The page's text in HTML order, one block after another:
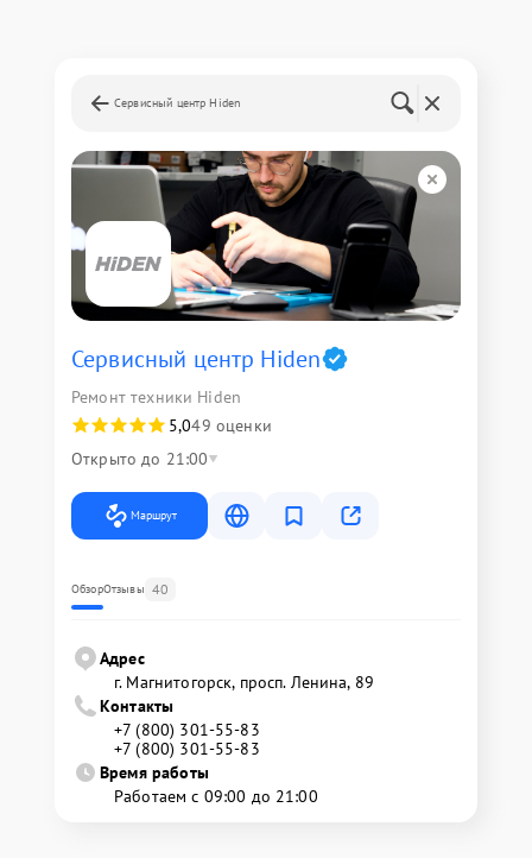
Сервисный центр Hiden
Сервисный центр Hiden
Ремонт техники Hiden
5,049 оценки
Открыто до 21:00
Маршрут
ОбзорОтзывы 40
Адрес
г. Магнитогорск, просп. Ленина, 89
Контакты
+7 (800) 301-55-83
+7 (800) 301-55-83
Время работы
Работаем с 09:00 до 21:00